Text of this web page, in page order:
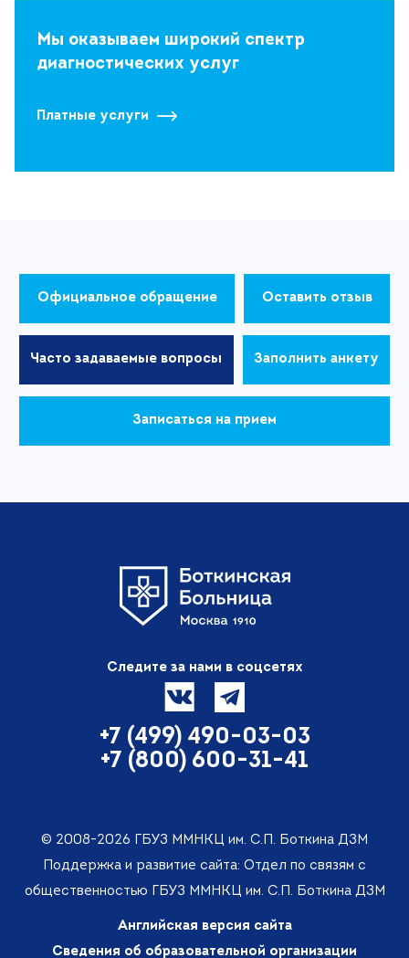
Мы оказываем широкий спектр
диагностических услуг
Платные услуги
Официальное обращение Оставить отзыв
Часто задаваемые вопросы Заполнить анкету
Записаться на прием
Следите за нами в соцсетях
+7 (499) 490-03-03
+7 (800) 600-31-41
© 2008-2026 ГБУЗ ММНКЦ им. С.П. Боткина ДЗМ
Поддержка и развитие сайта: Отдел по связям с
общественностью ГБУЗ ММНКЦ им. С.П. Боткина ДЗМ
Английская версия сайта
Сведения об образовательной организации